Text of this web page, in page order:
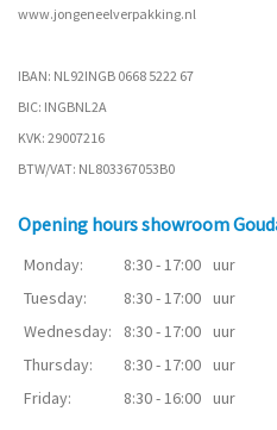
www.jongeneelverpakking.nl
IBAN: NL92INGB 0668 5222 67
BIC: INGBNL2A
KVK: 29007216
BTW/VAT: NL803367053B0
Opening hours showroom
Monday: 8:30 - 17:00 uur
Tuesday:
8:30 - 17:00 uur
Wednesday:
8:30 - 17:00 uur
Thursday:
8:30 - 17:00 uur
Friday:
8:30 - 16:00 uur